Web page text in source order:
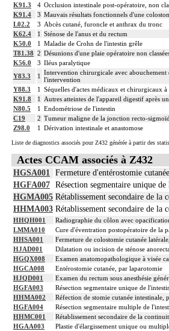
K91.3
4 Occlusion intestinale post-opératoire, non
K91.4
3 Mauvais résultats fonctionnels d'une
L02.2
3 Abcès cutané, furoncle et anthrax du tronc
K62.4
1
Sténose de l'anus et du rectum
K50.0
1
Maladie de Crohn de l'intestin grêle
T81.38 2 Désunions d'une plaie opératoire non
K56.0
3 Iléus paralytique
Y83.3
1
Intervention chirurgicale avec abouchement
l'intervention
Y88.3
1
Séquelles d'actes médicaux et chirurgicaux
K91.8
1
Autres atteintes de l'appareil digestif après
N80.5
1
Endométriose de l'intestin
C19
2 Tumeur maligne de la jonction recto-
Z98.0
1 Dérivation intestinale et anastomose
Liste de diagnostics associés pour Z432 générée à partir des
Actes CCAM associés à Z432
HGSA001
Fermeture d'entérostomie
HGFA007 Résection segmentaire unique
HGMA005 Rétablissement secondaire de
HHMA003 Rétablissement secondaire de
HHQH001
Radiographie du côlon avec
LMMA010
Cure d'éventration postopératoire de la
HHSA001
Fermeture de colostomie cutanée
HJAD001
Dilatation ou incision de sténose
HGQX008
Examen anatomopathologique à visée
HGCA008
Entérostomie cutanée, par laparotomie
HJQD001
Examen du rectum sous anesthésie
HGFA003
Résection segmentaire unique de
HHMA002
Réfection de stomie cutanée intestinale,
HGFA004
Résection segmentaire multiple de
HHMC001
Rétablissement secondaire de la
HGAA003
Plastie d'élargissement unique ou